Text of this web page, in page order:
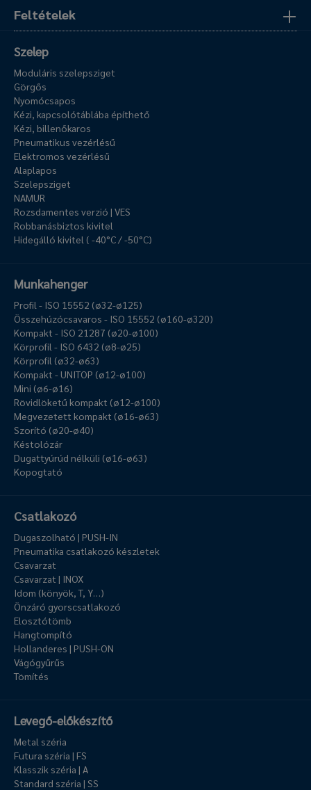
Feltételek
Szelep
Moduláris szelepsziget
Görgős
Nyomócsapos
Kézi, kapcsolótáblába építhető
Kézi, billenőkaros
Pneumatikus vezérlésű
Elektromos vezérlésű
Alaplapos
Szelepsziget
NAMUR
Rozsdamentes verzió | VES
Robbanásbiztos kivitel
Hidegálló kivitel ( -40°C / -50°C)
Munkahenger
Profil - ISO 15552 (ø32-ø125)
Összehúzócsavaros - ISO 15552 (ø160-ø320)
Kompakt - ISO 21287 (ø20-ø100)
Körprofil - ISO 6432 (ø8-ø25)
Körprofil (ø32-ø63)
Kompakt - UNITOP (ø12-ø100)
Mini (ø6-ø16)
Rövidlöketű kompakt (ø12-ø100)
Megvezetett kompakt (ø16-ø63)
Szorító (ø20-ø40)
Késtolózár
Dugattyúrúd nélküli (ø16-ø63)
Kopogtató
Csatlakozó
Dugaszolható | PUSH-IN
Pneumatika csatlakozó készletek
Csavarzat
Csavarzat | INOX
Idom (könyök, T, Y…)
Önzáró gyorscsatlakozó
Elosztótömb
Hangtompító
Hollanderes | PUSH-ON
Vágógyűrűs
Tömítés
Levegő-előkészítő
Metal széria
Futura széria | FS
Klasszik széria | A
Standard széria | SS